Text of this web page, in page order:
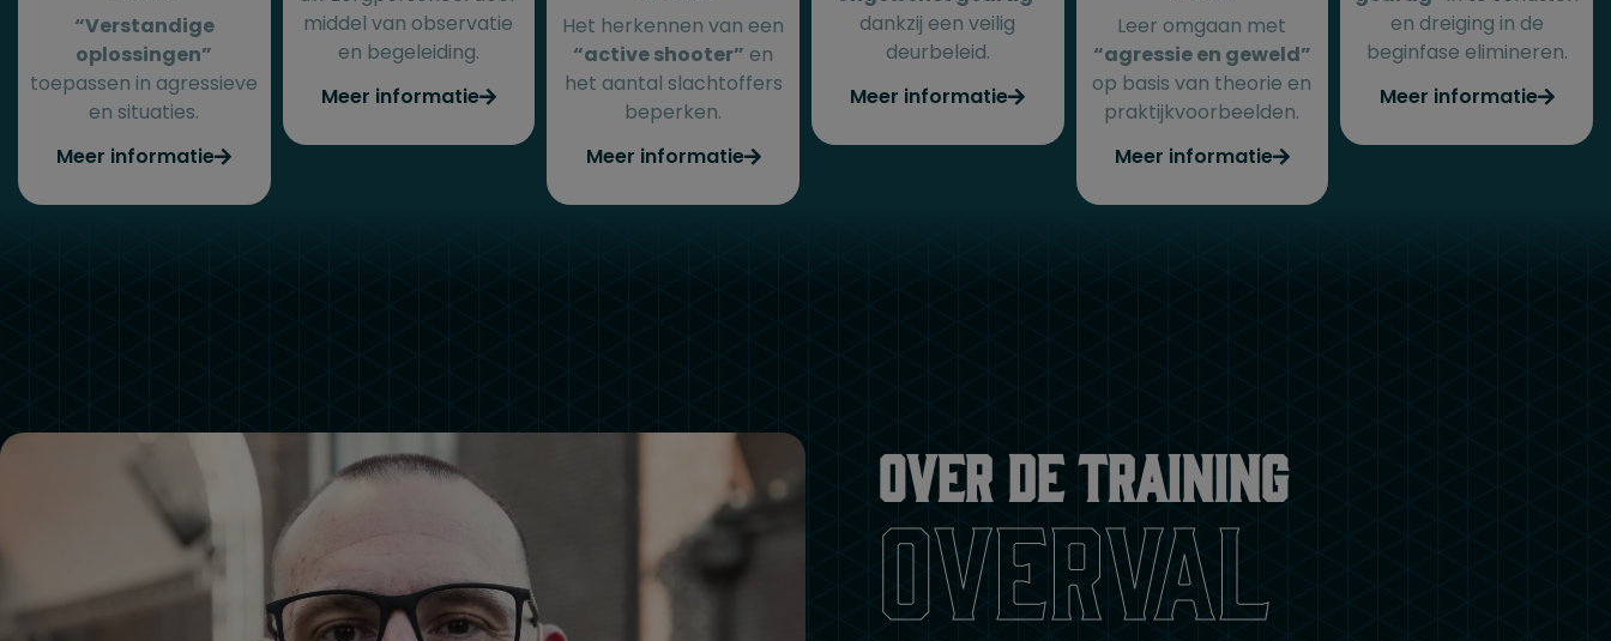
“Verstandige
oplossingen”
toepassen in agressieve
en situaties.
Meer informatie
middel van observatie
en begeleiding.
Meer informatie
Het herkennen van een
“active shooter” en
het aantal slachtoffers
beperken.
Meer informatie
dankzij een veilig
deurbeleid.
Meer informatie
Leer omgaan met
“agressie en geweld”
op basis van theorie en
praktijkvoorbeelden.
Meer informatie
en dreiging in de
beginfase elimineren.
Meer informatie
Over de training
overval